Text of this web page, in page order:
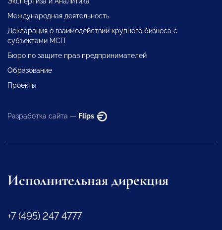
Международная деятельность
Декларация о взаимодействии крупного бизнеса с
субъектами МСП
Бюро по защите прав предпринимателей
Образование
Проекты
Разработка сайта — Flips
Исполнительная дирекция
+7 (495) 247 4777